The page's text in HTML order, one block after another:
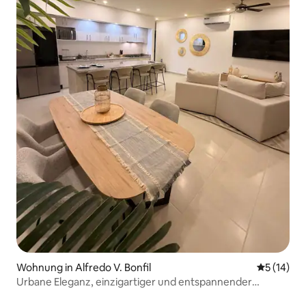
Wohnung in Alfredo V. Bonfil
5 (14)
Urbane Eleganz, einzigartiger und entspannender